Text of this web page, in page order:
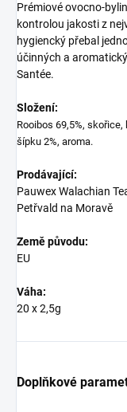
Prémiové ovocno-
kontrolou jakosti z
hygiencký přebal
účinných a
Santée.
Složení:
Rooibos 69,5%,
šípku 2%, aroma.
Prodávající:
Pauwex Walachian
Petřvald na Moravě
Země původu:
EU
Váha:
20 x 2,5g
Doplňkové